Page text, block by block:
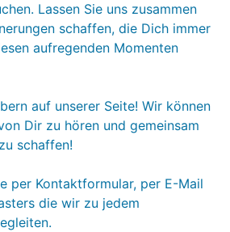
Lassen Sie uns zusammen
schaffen, die Dich immer
aufregenden Momenten
auf unserer Seite! Wir können
Dir zu hören und gemeinsam
schaffen!
per Kontaktformular, per E-Mail
die wir zu jedem